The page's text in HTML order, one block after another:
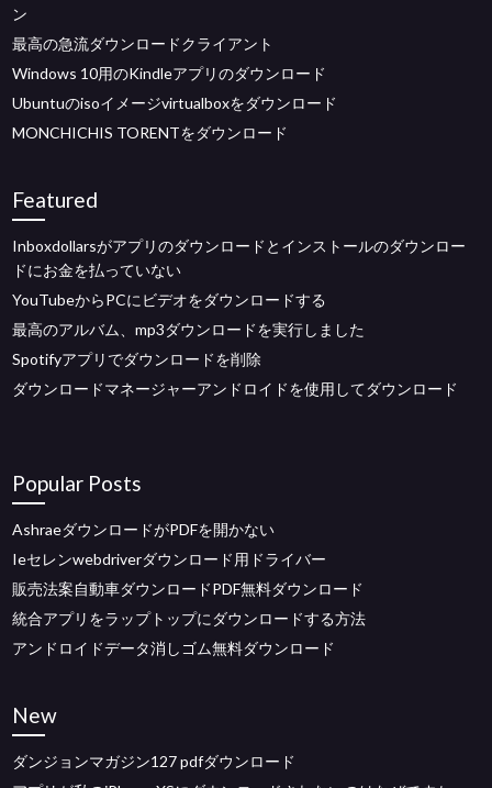
ン
最高の急流ダウンロードクライアント
Windows 10用のKindleアプリのダウンロード
Ubuntuのisoイメージvirtualboxをダウンロード
MONCHICHIS TORENTをダウンロード
Featured
Inboxdollarsがアプリのダウンロードとインストールのダウンロー
ドにお金を払っていない
YouTubeからPCにビデオをダウンロードする
最高のアルバム、mp3ダウンロードを実行しました
Spotifyアプリでダウンロードを削除
ダウンロードマネージャーアンドロイドを使用してダウンロード
Popular Posts
AshraeダウンロードがPDFを開かない
Ieセレンwebdriverダウンロード用ドライバー
販売法案自動車ダウンロードPDF無料ダウンロード
統合アプリをラップトップにダウンロードする方法
アンドロイドデータ消しゴム無料ダウンロード
New
ダンジョンマガジン127 pdfダウンロード